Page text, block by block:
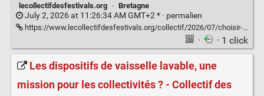
lecollectifdesfestivals.org
· Bretagne
July 2, 2026 at 11:26:34 AM GMT+2 * · permalien
https://www.lecollectifdesfestivals.org/collectif/2026/07/choisir-et-gerer-la-vaisselle-reemployable-de-son-evenement/
· · 1 click
Les dispositifs de vaisselle lavable, une
mission pour les collectivités ? - Collectif des